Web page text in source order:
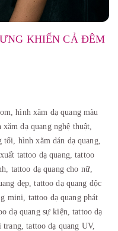
KHIẾN CẢ ĐÊM
hình xăm dạ quang màu
xăm dạ quang nghệ thuật,
tối, hình xăm dán dạ quang,
tattoo dạ quang,tattoo
tattoo dạ quang cho nữ,
đẹp,tattoo dạ quang độc
mini, tattoo dạ quang phát
dạ quang sự kiện,tattoo dạ
trang,tattoo dạ quang UV,